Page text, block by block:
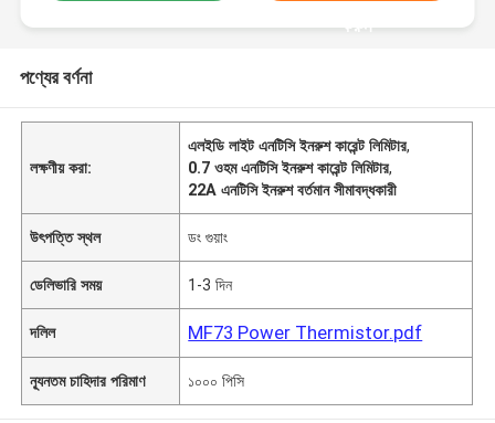
করুন
পণ্যের বর্ণনা
লক্ষণীয় করা:
এলইডি লাইট এনটিসি ইনরুশ কারেন্ট লিমিটার,
0.7 ওহম এনটিসি ইনরুশ কারেন্ট লিমিটার,
22A এনটিসি ইনরুশ বর্তমান সীমাবদ্ধকারী
উৎপত্তি স্থল ডং গুয়াং
ডেলিভারি সময় 1-3 দিন
দলিল MF73 Power Thermistor.pdf
ন্যূনতম চাহিদার পরিমাণ ১০০০ পিসি